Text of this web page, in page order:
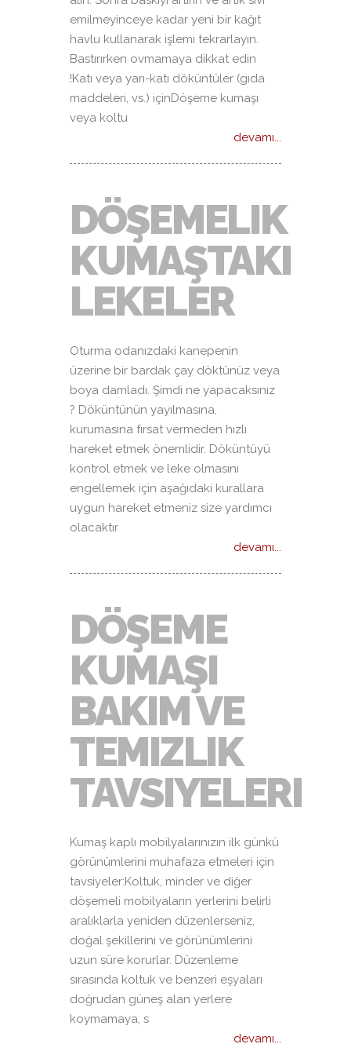
emilmeyinceye kadar yeni bir kağıt
havlu kullanarak işlemi tekrarlayın.
Bastırırken ovmamaya dikkat edin
!Katı veya yarı-katı döküntüler (gıda
maddeleri, vs.) içinDöşeme kumaşı
veya koltu
devamı...
DÖŞEMELIK
KUMAŞTAKI
LEKELER
Oturma odanızdaki kanepenin
üzerine bir bardak çay döktünüz veya
boya damladı. Şimdi ne yapacaksınız
? Döküntünün yayılmasına,
kurumasına fırsat vermeden hızlı
hareket etmek önemlidir. Döküntüyü
kontrol etmek ve leke olmasını
engellemek için aşağıdaki kurallara
uygun hareket etmeniz size yardımcı
olacaktır
devamı...
DÖŞEME
KUMAŞI
BAKIM VE
TEMIZLIK
TAVSIYELERI
Kumaş kaplı mobilyalarınızın ilk günkü
görünümlerini muhafaza etmeleri için
tavsiyeler:Koltuk, minder ve diğer
döşemeli mobilyaların yerlerini belirli
aralıklarla yeniden düzenlerseniz,
doğal şekillerini ve görünümlerini
uzun süre korurlar. Düzenleme
sırasında koltuk ve benzeri eşyaları
doğrudan güneş alan yerlere
koymamaya, s
devamı...